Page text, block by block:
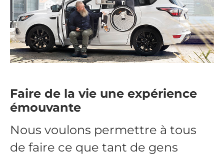
Faire de la vie une expérience
émouvante
Nous voulons permettre à tous
de faire ce que tant de gens